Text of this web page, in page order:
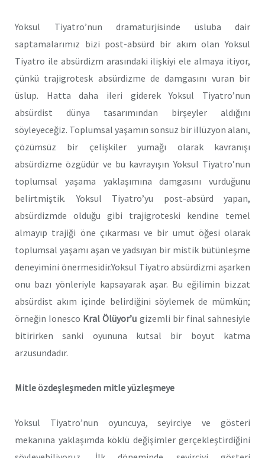
Yoksul Tiyatro’nun dramaturjisinde üsluba dair
saptamalarımız bizi post-absürd bir akım olan Yoksul
Tiyatro ile absürdizm arasındaki ilişkiyi ele almaya itiyor,
çünkü trajigrotesk absürdizme de damgasını vuran bir
üslup. Hatta daha ileri giderek Yoksul Tiyatro’nun
absürdist dünya tasarımından birşeyler aldığını
söyleyeceğiz. Toplumsal yaşamın sonsuz bir illüzyon alanı,
çözümsüz bir çelişkiler yumağı olarak kavranışı
absürdizme özgüdür ve bu kavrayışın Yoksul Tiyatro’nun
toplumsal yaşama yaklaşımına damgasını vurduğunu
belirtmiştik. Yoksul Tiyatro’yu post-absürd yapan,
absürdizmde olduğu gibi trajigroteski kendine temel
almayıp trajiği öne çıkarması ve bir umut öğesi olarak
toplumsal yaşamı aşan ve yadsıyan bir mistik bütünleşme
deneyimini önermesidir.Yoksul Tiyatro absürdizmi aşarken
onu bazı yönleriyle kapsayarak aşar. Bu eğilimin bizzat
absürdist akım içinde belirdiğini söylemek de mümkün;
örneğin Ionesco Kral Ölüyor’u gizemli bir final sahnesiyle
bitirirken sanki oyununa kutsal bir boyut katma
arzusundadır.
Mitle özdeşleşmeden mitle yüzleşmeye
Yoksul Tiyatro’nun oyuncuya, seyirciye ve gösteri
mekanına yaklaşımda köklü değişimler gerçekleştirdiğini